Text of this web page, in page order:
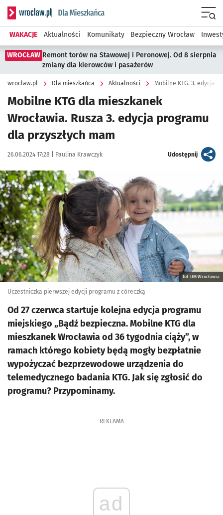
Serwis informacyjny wroclaw.pl podserwis: Dla mieszkańca
WAKACJE Aktualności Komunikaty Bezpieczny Wrocław
WROCŁAW Remont torów na Stawowej i Peronowej. Od 8 sierpnia
zmiany dla kierowców i pasażerów
wroclaw.pl Dla mieszkańca Aktualności Mobilne KTG. 3. edycja
Mobilne KTG dla mieszkanek
Wrocławia. Rusza 3. edycja programu
dla przyszłych mam
Data publikacji:
26.06.2024 17:28 | Autor:
Paulina Krawczyk Udostępnijartykuł
Kliknij, aby powiększyć
fot. UM Wrocławia
Uczestniczka pierwszej edycji programu z córeczką
Od 27 czerwca startuje kolejna edycja programu
miejskiego „Bądź bezpieczna. Mobilne KTG dla
mieszkanek Wrocławia od 36 tygodnia ciąży”, w
ramach którego kobiety będą mogły bezpłatnie
wypożyczać bezprzewodowe urządzenia do
telemedycznego badania KTG. Jak się zgłosić do
programu? Przypominamy.
REKLAMA
ad